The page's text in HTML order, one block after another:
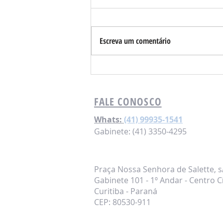
Escreva um comentário
FALE CONOSCO
Whats: (41) 99935-1541
Gabinete: (41) 3350-4295
Praça Nossa Senhora de Salette,
Gabinete 101 - 1º Andar - Centro
Curitiba - Paraná
CEP: 80530-911